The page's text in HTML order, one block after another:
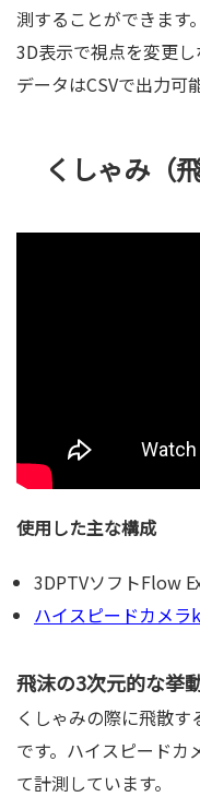
測することができます
3D表示で視点を変更
データはCSVで出力可
くしゃみ（
使用した主な構成
3DPTVソフトFlow
ハイスピードカメラ
飛沫の3次元的な挙
くしゃみの際に飛散
です。ハイスピードカ
て計測しています。